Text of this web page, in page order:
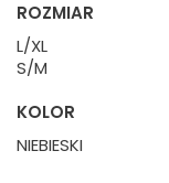
ROZMIAR
L/XL
S/M
KOLOR
NIEBIESKI